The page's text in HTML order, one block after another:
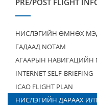
PRE/POST FLIGHT
НИСЛЭГИЙН ӨМНӨХ
ГАДААД NOTAM
АГААРЫН НАВИГАЦИЙН
INTERNET SELF-BRIEFING
ICAO FLIGHT PLAN
НИСЛЭГИЙН ДАРААХ